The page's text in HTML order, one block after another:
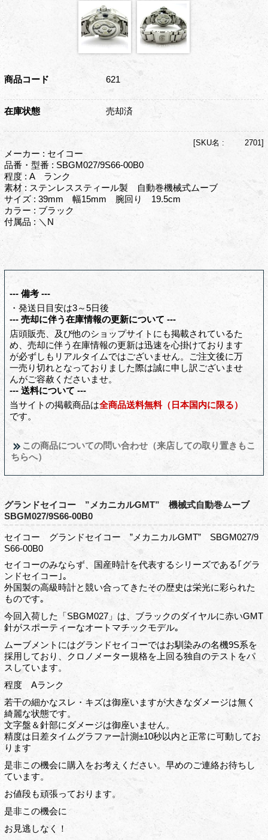
商品コード 621
在庫状態 売却済
[SKU名 : 2701]
メーカー : セイコー
品番・型番 : SBGM027/9S66-00B0
程度 : A ランク
素材 : ステンレススティール製 自動巻機械式ムーブ
サイズ : 39mm 幅15mm 腕回り 19.5cm
カラー : ブラック
付属品 : ＼N
--- 備考 ---
・発送日目安は3～5日後
--- 売却に伴う在庫情報の更新について ---
店頭販売、及び他のショップサイトにも掲載されているた
め、売却に伴う在庫情報の更新は迅速を心掛けております
が必ずしもリアルタイムではございません。ご注文後に万
一売り切れとなっておりました際は誠に申し訳ございませ
んがご容赦くださいませ。
--- 送料について ---
当サイトの掲載商品は全商品送料無料（日本国内に限る）
です。
この商品についての問い合わせ（来店しての取り置きもこ
ちらへ）
グランドセイコー ”メカニカルGMT” 機械式自動巻ムーブ
SBGM027/9S66-00B0
セイコー グランドセイコー ”メカニカルGMT” SBGM027/9
S66-00B0
セイコーのみならず、国産時計を代表するシリーズである｢グラ
ンドセイコー｣｡
外国製の高級時計と競い合ってきたその歴史は栄光に彩られた
ものです｡
今回入荷した「SBGM027」は、ブラックのダイヤルに赤いGMT
針がスポーティーなオートマチックモデル｡
ムーブメントにはグランドセイコーではお馴染みの名機9S系を
採用しており、クロノメーター規格を上回る独自のテストをパ
スしています。
程度 Aランク
若干の細かなスレ・キズは御座いますが大きなダメージは無く
綺麗な状態です。
文字盤＆針部にダメージは御座いません。
精度は日差タイムグラファー計測±10秒以内と正常に可動してお
ります
是非この機会に購入をお考えください。早めのご連絡お待ちし
ています。
お値段も頑張っております。
是非この機会に
お見逃しなく！